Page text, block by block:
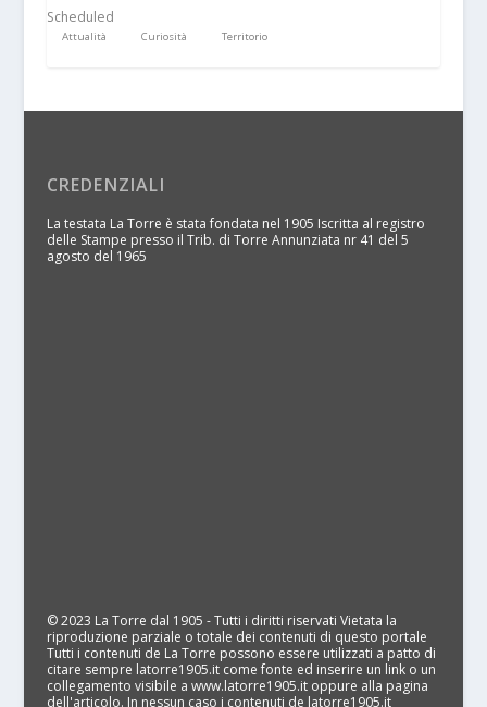
Scheduled
Attualità Curiosità Territorio
CREDENZIALI
La testata La Torre è stata fondata nel 1905 Iscritta al registro
delle Stampe presso il Trib. di Torre Annunziata nr 41 del 5
agosto del 1965
© 2023 La Torre dal 1905 - Tutti i diritti riservati Vietata la
riproduzione parziale o totale dei contenuti di questo portale
Tutti i contenuti de La Torre possono essere utilizzati a patto di
citare sempre latorre1905.it come fonte ed inserire un link o un
collegamento visibile a www.latorre1905.it oppure alla pagina
dell'articolo. In nessun caso i contenuti de latorre1905.it